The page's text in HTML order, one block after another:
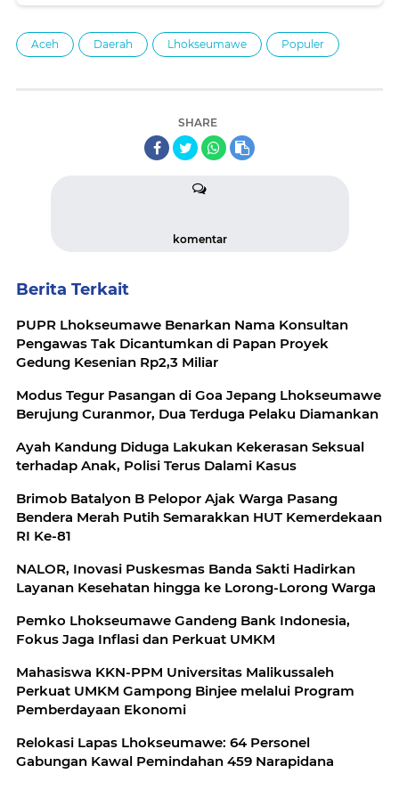
Aceh Daerah Lhokseumawe Populer
SHARE
komentar
Berita Terkait
PUPR Lhokseumawe Benarkan Nama Konsultan
Pengawas Tak Dicantumkan di Papan Proyek
Gedung Kesenian Rp2,3 Miliar
Modus Tegur Pasangan di Goa Jepang Lhokseumawe
Berujung Curanmor, Dua Terduga Pelaku Diamankan
Ayah Kandung Diduga Lakukan Kekerasan Seksual
terhadap Anak, Polisi Terus Dalami Kasus
Brimob Batalyon B Pelopor Ajak Warga Pasang
Bendera Merah Putih Semarakkan HUT Kemerdekaan
RI Ke-81
NALOR, Inovasi Puskesmas Banda Sakti Hadirkan
Layanan Kesehatan hingga ke Lorong-Lorong Warga
Pemko Lhokseumawe Gandeng Bank Indonesia,
Fokus Jaga Inflasi dan Perkuat UMKM
Mahasiswa KKN-PPM Universitas Malikussaleh
Perkuat UMKM Gampong Binjee melalui Program
Pemberdayaan Ekonomi
Relokasi Lapas Lhokseumawe: 64 Personel
Gabungan Kawal Pemindahan 459 Narapidana